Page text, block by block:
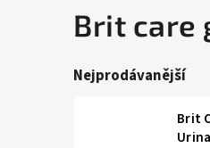
Brit care
Nejprodávanější
Brit